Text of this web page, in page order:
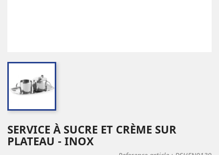
SERVICE À SUCRE ET CRÈME SUR
PLATEAU - INOX